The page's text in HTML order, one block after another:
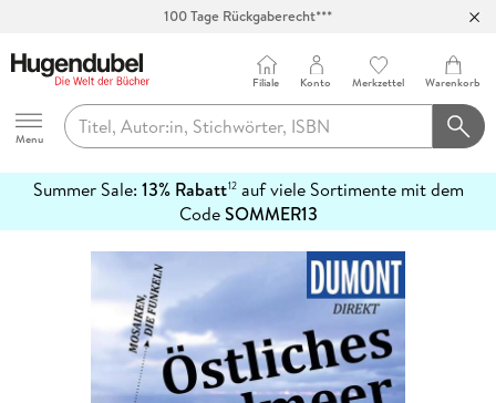
100 Tage Rückgaberecht***
Hugendubel
Menu
Filiale Konto Merkzettel Warenkorb
Summer Sale: 13% Rabatt12auf viele Sortimente mit dem
CodeSOMMER13
erfahren